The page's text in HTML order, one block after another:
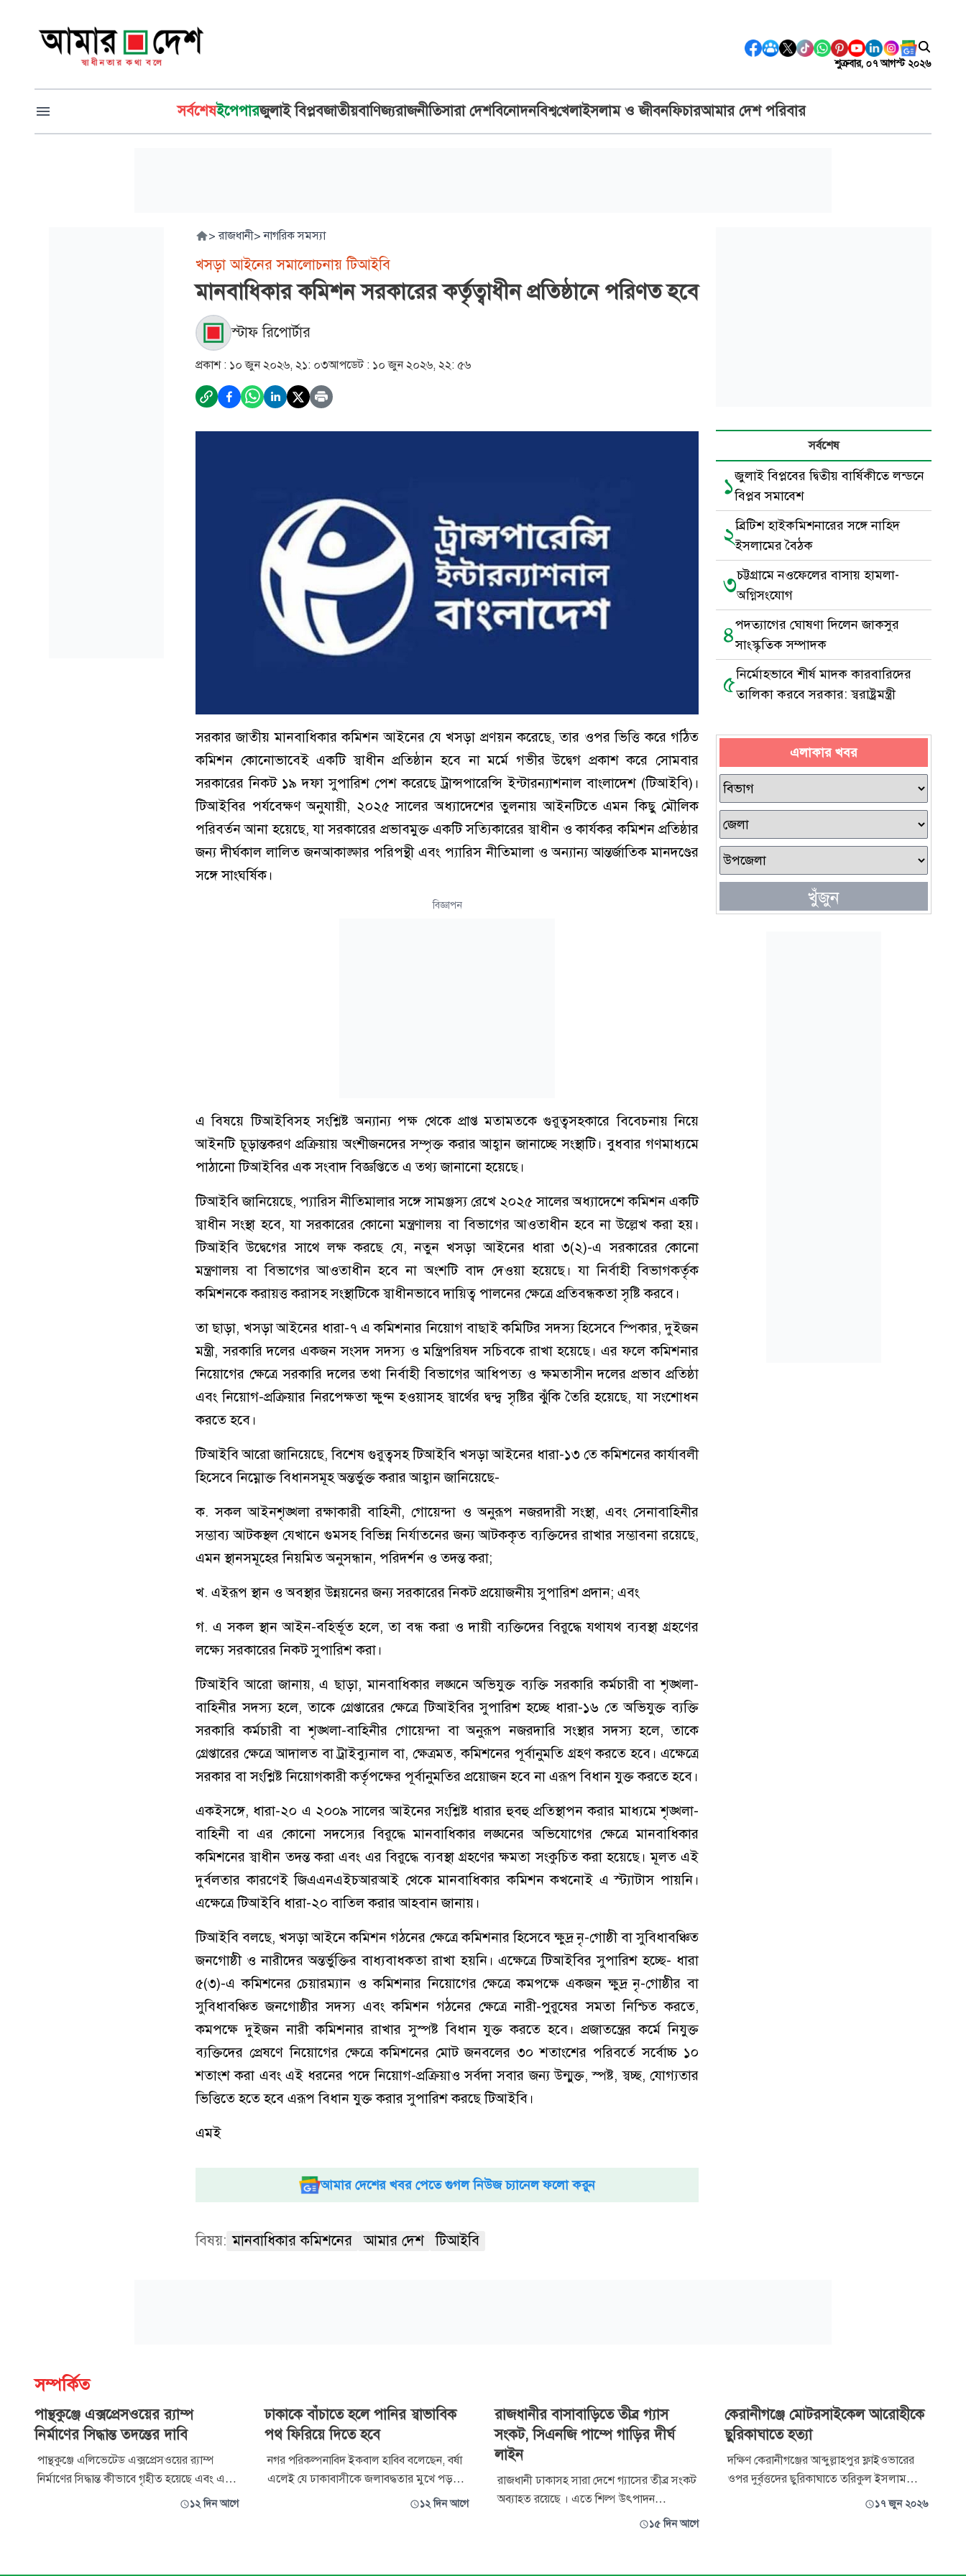
শুক্রবার, ০৭ আগস্ট ২০২৬
সর্বশেষইপেপারজুলাই বিপ্লবজাতীয়বাণিজ্যরাজনীতিসারা দেশবিনোদনবিশ্বখেলাইসলাম ও জীবনফিচারআমার দেশ পরিবার
> রাজধানী> নাগরিক সমস্যা
খসড়া আইনের সমালোচনায় টিআইবি
মানবাধিকার কমিশন সরকারের কর্তৃত্বাধীন প্রতিষ্ঠানে পরিণত হবে
স্টাফ রিপোর্টার
প্রকাশ : ১০ জুন ২০২৬, ২১: ০৩আপডেট : ১০ জুন ২০২৬, ২২: ৫৬
সরকার জাতীয় মানবাধিকার কমিশন আইনের যে খসড়া প্রণয়ন করেছে, তার ওপর ভিত্তি করে গঠিত
কমিশন কোনোভাবেই একটি স্বাধীন প্রতিষ্ঠান হবে না মর্মে গভীর উদ্বেগ প্রকাশ করে সোমবার
সরকারের নিকট ১৯ দফা সুপারিশ পেশ করেছে ট্রান্সপারেন্সি ইন্টারন্যাশনাল বাংলাদেশ (টিআইবি)।
টিআইবির পর্যবেক্ষণ অনুযায়ী, ২০২৫ সালের অধ্যাদেশের তুলনায় আইনটিতে এমন কিছু মৌলিক
পরিবর্তন আনা হয়েছে, যা সরকারের প্রভাবমুক্ত একটি সত্যিকারের স্বাধীন ও কার্যকর কমিশন প্রতিষ্ঠার
জন্য দীর্ঘকাল লালিত জনআকাঙ্ক্ষার পরিপন্থী এবং প্যারিস নীতিমালা ও অন্যান্য আন্তর্জাতিক মানদণ্ডের
সঙ্গে সাংঘর্ষিক।
বিজ্ঞাপন
এ বিষয়ে টিআইবিসহ সংশ্লিষ্ট অন্যান্য পক্ষ থেকে প্রাপ্ত মতামতকে গুরুত্বসহকারে বিবেচনায় নিয়ে
আইনটি চূড়ান্তকরণ প্রক্রিয়ায় অংশীজনদের সম্পৃক্ত করার আহ্বান জানাচ্ছে সংস্থাটি। বুধবার গণমাধ্যমে
পাঠানো টিআইবির এক সংবাদ বিজ্ঞপ্তিতে এ তথ্য জানানো হয়েছে।
টিআইবি জানিয়েছে, প‍্যারিস নীতিমালার সঙ্গে সামঞ্জস্য রেখে ২০২৫ সালের অধ্যাদেশে কমিশন একটি
স্বাধীন সংস্থা হবে, যা সরকারের কোনো মন্ত্রণালয় বা বিভাগের আওতাধীন হবে না উল্লেখ করা হয়।
টিআইবি উদ্বেগের সাথে লক্ষ করছে যে, নতুন খসড়া আইনের ধারা ৩(২)-এ সরকারের কোনো
মন্ত্রণালয় বা বিভাগের আওতাধীন হবে না অংশটি বাদ দেওয়া হয়েছে। যা নির্বাহী বিভাগকর্তৃক
কমিশনকে করায়ত্ত করাসহ সংস্থাটিকে স্বাধীনভাবে দায়িত্ব পালনের ক্ষেত্রে প্রতিবন্ধকতা সৃষ্টি করবে।
তা ছাড়া, খসড়া আইনের ধারা-৭ এ কমিশনার নিয়োগ বাছাই কমিটির সদস্য হিসেবে স্পিকার, দুইজন
মন্ত্রী, সরকারি দলের একজন সংসদ সদস্য ও মন্ত্রিপরিষদ সচিবকে রাখা হয়েছে। এর ফলে কমিশনার
নিয়োগের ক্ষেত্রে সরকারি দলের তথা নির্বাহী বিভাগের আধিপত্য ও ক্ষমতাসীন দলের প্রভাব প্রতিষ্ঠা
এবং নিয়োগ-প্রক্রিয়ার নিরপেক্ষতা ক্ষুণ্ন হওয়াসহ স্বার্থের দ্বন্দ্ব সৃষ্টির ঝুঁকি তৈরি হয়েছে, যা সংশোধন
করতে হবে।
টিআইবি আরো জানিয়েছে, বিশেষ গুরুত্বসহ টিআইবি খসড়া আইনের ধারা-১৩ তে কমিশনের কার্যাবলী
হিসেবে নিম্নোক্ত বিধানসমূহ অন্তর্ভুক্ত করার আহ্বান জানিয়েছে-
ক. সকল আইনশৃঙ্খলা রক্ষাকারী বাহিনী, গোয়েন্দা ও অনুরূপ নজরদারী সংস্থা, এবং সেনাবাহিনীর
সম্ভাব্য আটকস্থল যেখানে গুমসহ বিভিন্ন নির্যাতনের জন্য আটককৃত ব্যক্তিদের রাখার সম্ভাবনা রয়েছে,
এমন স্থানসমূহের নিয়মিত অনুসন্ধান, পরিদর্শন ও তদন্ত করা;
খ. এইরূপ স্থান ও অবস্থার উন্নয়নের জন্য সরকারের নিকট প্রয়োজনীয় সুপারিশ প্রদান; এবং
গ. এ সকল স্থান আইন-বহির্ভূত হলে, তা বন্ধ করা ও দায়ী ব্যক্তিদের বিরুদ্ধে যথাযথ ব্যবস্থা গ্রহণের
লক্ষ্যে সরকারের নিকট সুপারিশ করা।
টিআইবি আরো জানায়, এ ছাড়া, মানবাধিকার লঙ্ঘনে অভিযুক্ত ব্যক্তি সরকারি কর্মচারী বা শৃঙ্খলা-
বাহিনীর সদস্য হলে, তাকে গ্রেপ্তারের ক্ষেত্রে টিআইবির সুপারিশ হচ্ছে ধারা-১৬ তে অভিযুক্ত ব্যক্তি
সরকারি কর্মচারী বা শৃঙ্খলা-বাহিনীর গোয়েন্দা বা অনুরূপ নজরদারি সংস্থার সদস্য হলে, তাকে
গ্রেপ্তারের ক্ষেত্রে আদালত বা ট্রাইব্যুনাল বা, ক্ষেত্রমত, কমিশনের পূর্বানুমতি গ্রহণ করতে হবে। এক্ষেত্রে
সরকার বা সংশ্লিষ্ট নিয়োগকারী কর্তৃপক্ষের পূর্বানুমতির প্রয়োজন হবে না এরূপ বিধান যুক্ত করতে হবে।
একইসঙ্গে, ধারা-২০ এ ২০০৯ সালের আইনের সংশ্লিষ্ট ধারার হুবহু প্রতিস্থাপন করার মাধ্যমে শৃঙ্খলা-
বাহিনী বা এর কোনো সদস্যের বিরুদ্ধে মানবাধিকার লঙ্ঘনের অভিযোগের ক্ষেত্রে মানবাধিকার
কমিশনের স্বাধীন তদন্ত করা এবং এর বিরুদ্ধে ব্যবস্থা গ্রহণের ক্ষমতা সংকুচিত করা হয়েছে। মূলত এই
দুর্বলতার কারণেই জিএএনএইচআরআই থেকে মানবাধিকার কমিশন কখনোই এ স্ট্যাটাস পায়নি।
এক্ষেত্রে টিআইবি ধারা-২০ বাতিল করার আহবান জানায়।
টিআইবি বলছে, খসড়া আইনে কমিশন গঠনের ক্ষেত্রে কমিশনার হিসেবে ক্ষুদ্র নৃ-গোষ্ঠী বা সুবিধাবঞ্চিত
জনগোষ্ঠী ও নারীদের অন্তর্ভুক্তির বাধ্যবাধকতা রাখা হয়নি। এক্ষেত্রে টিআইবির সুপারিশ হচ্ছে- ধারা
৫(৩)-এ কমিশনের চেয়ারম্যান ও কমিশনার নিয়োগের ক্ষেত্রে কমপক্ষে একজন ক্ষুদ্র নৃ-গোষ্ঠীর বা
সুবিধাবঞ্চিত জনগোষ্ঠীর সদস্য এবং কমিশন গঠনের ক্ষেত্রে নারী-পুরুষের সমতা নিশ্চিত করতে,
কমপক্ষে দুইজন নারী কমিশনার রাখার সুস্পষ্ট বিধান যুক্ত করতে হবে। প্রজাতন্ত্রের কর্মে নিযুক্ত
ব্যক্তিদের প্রেষণে নিয়োগের ক্ষেত্রে কমিশনের মোট জনবলের ৩০ শতাংশের পরিবর্তে সর্বোচ্চ ১০
শতাংশ করা এবং এই ধরনের পদে নিয়োগ-প্রক্রিয়াও সর্বদা সবার জন্য উন্মুক্ত, স্পষ্ট, স্বচ্ছ, যোগ্যতার
ভিত্তিতে হতে হবে এরূপ বিধান যুক্ত করার সুপারিশ করছে টিআইবি।
এমই
আমার দেশের খবর পেতে গুগল নিউজ চ্যানেল ফলো করুন
বিষয়: মানবাধিকার কমিশনের আমার দেশ টিআইবি
সর্বশেষ
১জুলাই বিপ্লবের দ্বিতীয় বার্ষিকীতে লন্ডনে
বিপ্লব সমাবেশ
২ব্রিটিশ হাইকমিশনারের সঙ্গে নাহিদ
ইসলামের বৈঠক
৩চট্টগ্রামে নওফেলের বাসায় হামলা-
অগ্নিসংযোগ
৪পদত্যাগের ঘোষণা দিলেন জাকসুর
সাংস্কৃতিক সম্পাদক
৫নির্মোহভাবে শীর্ষ মাদক কারবারিদের
তালিকা করবে সরকার: স্বরাষ্ট্রমন্ত্রী
এলাকার খবর
খুঁজুন
সম্পর্কিত
পান্থকুঞ্জে এক্সপ্রেসওয়ের র‌্যাম্প
নির্মাণের সিদ্ধান্ত তদন্তের দাবি
পান্থকুঞ্জে এলিভেটেড এক্সপ্রেসওয়ের র‌্যাম্প
নির্মাণের সিদ্ধান্ত কীভাবে গৃহীত হয়েছে এবং এ
বিষয়ে যথাযথ সমীক্ষা ও পরামর্শ গ্রহণ করা হয়েছে
সংশোধনের ক্ষে
১২ দিন আগে
ঢাকাকে বাঁচাতে হলে পানির স্বাভাবিক
পথ ফিরিয়ে দিতে হবে
নগর পরিকল্পনাবিদ ইকবাল হাবিব বলেছেন, বর্ষা
এলেই যে ঢাকাবাসীকে জলাবদ্ধতার মুখে পড়তে
হয়, তার জন্য বিভিন্ন সংস্থার সমন্বয়হীনতা আর
বাঁচাতে হলে পানির স্বাভাবিক
১২ দিন আগে
রাজধানীর বাসাবাড়িতে তীব্র গ্যাস
সংকট, সিএনজি পাম্পে গাড়ির দীর্ঘ
লাইন
রাজধানী ঢাকাসহ সারা দেশে গ্যাসের তীব্র সংকট
অব্যাহত রয়েছে । এতে শিল্প উৎপাদন
মারাত্মকভাবে ব্যাহত হওয়ার পাশাপাশি ঘর-১৫ দিন আগে
কেরানীগঞ্জে মোটরসাইকেল আরোহীকে
ছুরিকাঘাতে হত্যা
দক্ষিণ কেরানীগঞ্জের আব্দুল্লাহপুর ফ্লাইওভারের
ওপর দুর্বৃত্তদের ছুরিকাঘাতে তরিকুল ইসলাম
পাপন (২৮) নামে এক যুবক নিহত হয়েছেন।১৭ জুন ২০২৬